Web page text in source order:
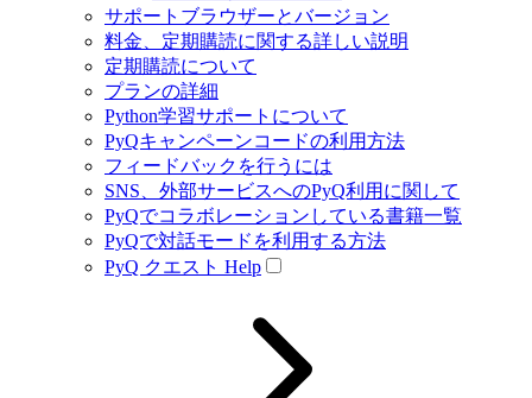
サポートブラウザーとバージョン
料金、定期購読に関する詳しい説明
定期購読について
プランの詳細
Python学習サポートについて
PyQキャンペーンコードの利用方法
フィードバックを行うには
SNS、外部サービスへのPyQ利用に関して
PyQでコラボレーションしている書籍一覧
PyQで対話モードを利用する方法
PyQ クエスト Help